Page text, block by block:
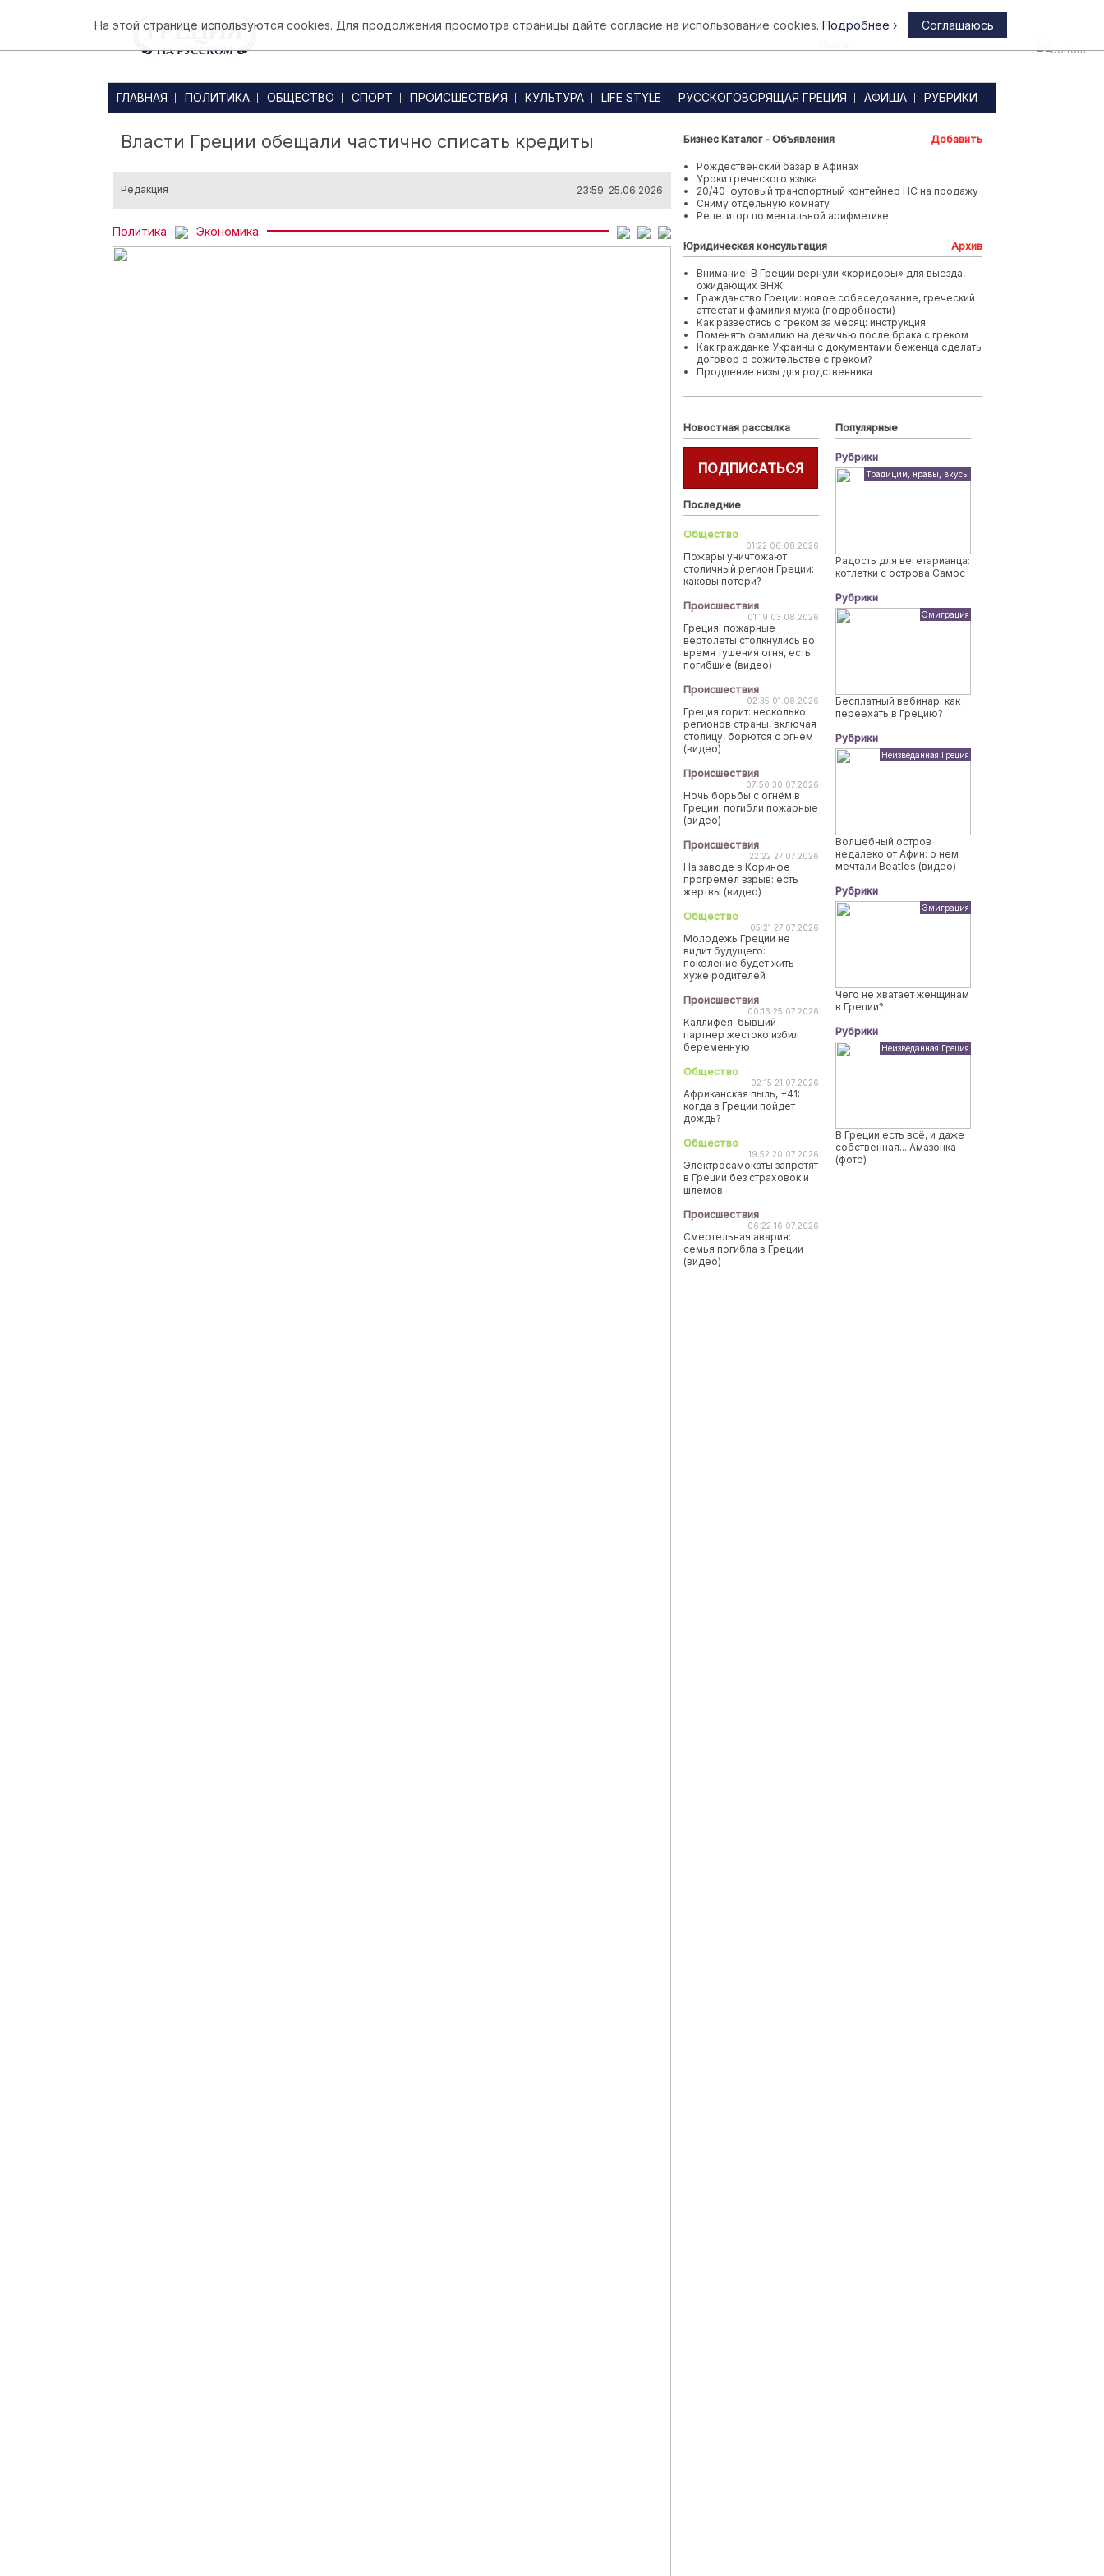
Афины
ГЛАВНАЯ ПОЛИТИКА ОБЩЕСТВО СПОРТ ПРОИСШЕСТВИЯ КУЛЬТУРА LIFE STYLE РУССКОГОВОРЯЩАЯ ГРЕЦИЯ АФИША РУБРИКИ
Власти Греции обещали частично списать кредиты
Редакция 23:59 25.06.2026
Политика Экономика
Бизнес Каталог - Объявления Добавить
Рождественский базар в Афинах
Уроки греческого языка
20/40-футовый транспортный контейнер HC на продажу
Сниму отдельную комнату
Репетитор по ментальной арифметике
Юридическая консультация Архив
Внимание! В Греции вернули «коридоры» для выезда,
ожидающих ВНЖ
Гражданство Греции: новое собеседование, греческий
аттестат и фамилия мужа (подробности)
Как развестись с греком за месяц: инструкция
Поменять фамилию на девичью после брака с греком
Как гражданке Украины с документами беженца сделать
договор о сожительстве с греком?
Продление визы для родственника
Новостная рассылка
ПОДПИСАТЬСЯ
Последние
Общество
01:22 06.08.2026
Пожары уничтожают
столичный регион Греции:
каковы потери?
Происшествия
01:19 03.08.2026
Греция: пожарные
вертолеты столкнулись во
время тушения огня, есть
погибшие (видео)
Происшествия
02:35 01.08.2026
Греция горит: несколько
регионов страны, включая
столицу, борются с огнем
(видео)
Происшествия
07:50 30.07.2026
Ночь борьбы с огнём в
Греции: погибли пожарные
(видео)
Происшествия
22:22 27.07.2026
На заводе в Коринфе
прогремел взрыв: есть
жертвы (видео)
Общество
05:21 27.07.2026
Молодежь Греции не
видит будущего:
поколение будет жить
хуже родителей
Происшествия
00:16 25.07.2026
Каллифея: бывший
партнер жестоко избил
беременную
Общество
02:15 21.07.2026
Африканская пыль, +41:
когда в Греции пойдет
дождь?
Общество
19:52 20.07.2026
Электросамокаты запретят
в Греции без страховок и
шлемов
Происшествия
06:22 16.07.2026
Смертельная авария:
семья погибла в Греции
(видео)
Популярные
Рубрики
Традиции, нравы, вкусы
Радость для вегетарианца:
котлетки с острова Самос
Рубрики
Эмиграция
Бесплатный вебинар: как
переехать в Грецию?
Рубрики
Неизведанная Греция
Волшебный остров
недалеко от Афин: о нем
мечтали Beatles (видео)
Рубрики
Эмиграция
Чего не хватает женщинам
в Греции?
Рубрики
Неизведанная Греция
В Греции есть всё, и даже
собственная... Амазонка
(фото)
На этой странице используются cookies. Для продолжения просмотра страницы дайте согласие на использование cookies. Подробнее › Соглашаюсь